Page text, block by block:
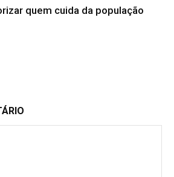
quem cuida da população